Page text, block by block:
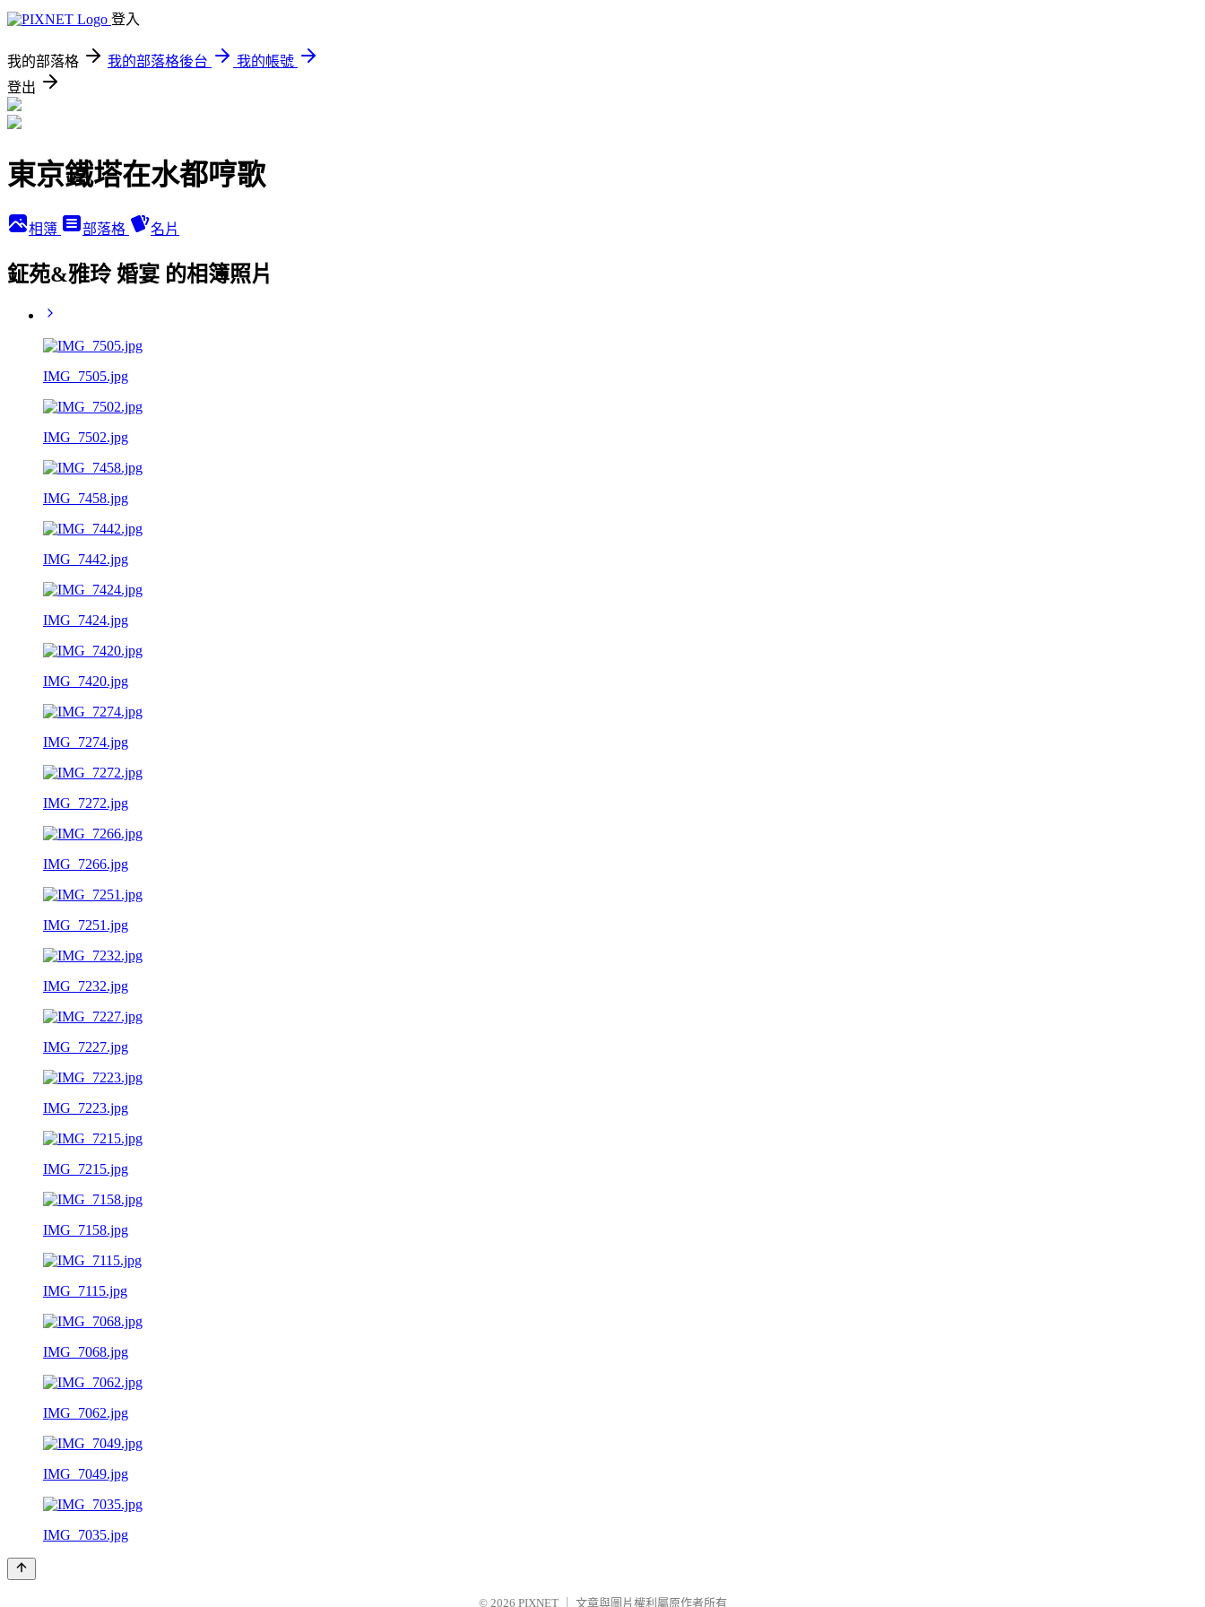
登入
我的部落格 我的部落格後台
我的帳號
登出
東京鐵塔在水都哼歌
相簿 部落格 名片
鉦苑&雅玲 婚宴 的相簿照片
IMG_7505.jpg
IMG_7502.jpg
IMG_7458.jpg
IMG_7442.jpg
IMG_7424.jpg
IMG_7420.jpg
IMG_7274.jpg
IMG_7272.jpg
IMG_7266.jpg
IMG_7251.jpg
IMG_7232.jpg
IMG_7227.jpg
IMG_7223.jpg
IMG_7215.jpg
IMG_7158.jpg
IMG_7115.jpg
IMG_7068.jpg
IMG_7062.jpg
IMG_7049.jpg
IMG_7035.jpg
© 2026 PIXNET 文章與圖片權利屬原作者所有